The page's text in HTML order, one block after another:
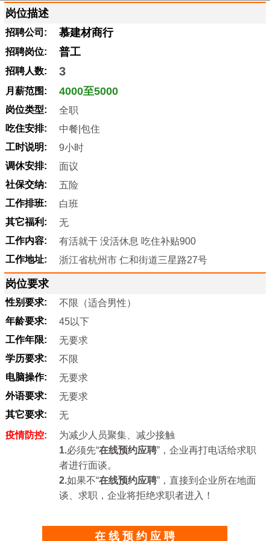
岗位描述
招聘公司: 慕建材商行
招聘岗位: 普工
招聘人数: 3
月薪范围: 4000至5000
岗位类型:
全职
吃住安排:
中餐|包住
工时说明:
9小时
调休安排:
面议
社保交纳:
五险
工作排班:
白班
其它福利:
无
工作内容:
有活就干 没活休息 吃住补贴900
工作地址:
浙江省杭州市 仁和街道三星路27号
岗位要求
性别要求:
不限（适合男性）
年龄要求:
45以下
工作年限:
无要求
学历要求:
不限
电脑操作:
无要求
外语要求:
无要求
其它要求:
无
疫情防控:
为减少人员聚集、减少接触
1.必须先“在线预约应聘”，企业再打电话给求职
者进行面谈。
2.如果不“在线预约应聘”，直接到企业所在地面
谈、求职，企业将拒绝求职者进入！
在 线 预 约 应 聘